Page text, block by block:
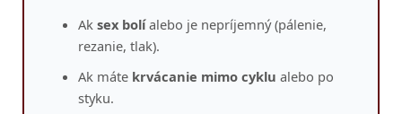
Ak sex bolíalebo je nepríjemný (pálenie,
rezanie, tlak).
Ak máte krvácanie mimo cyklu alebo po
styku.